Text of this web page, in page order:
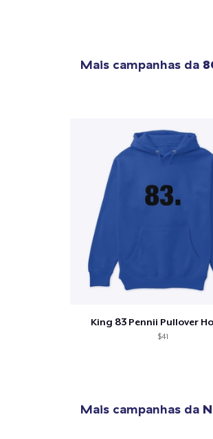
Mais campanhas da
King 83 Pennii Pullover
$41
Mais campanhas da